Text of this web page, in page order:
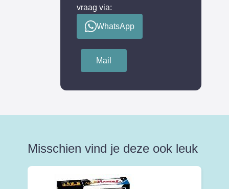
vraag via:
WhatsApp
Mail
Misschien vind je deze ook leuk